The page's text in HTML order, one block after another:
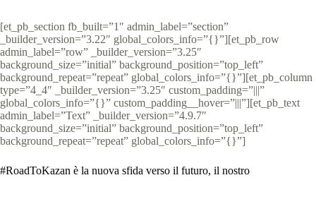
[et_pb_section fb_built=”1″ admin_label=”section”
_builder_version=”3.22″ global_colors_info=”{}”][et_pb_row
admin_label=”row” _builder_version=”3.25″
background_size=”initial” background_position=”top_left”
background_repeat=”repeat” global_colors_info=”{}”][et_pb_column
type=”4_4″ _builder_version=”3.25″ custom_padding=”|||”
global_colors_info=”{}” custom_padding__hover=”|||”][et_pb_text
admin_label=”Text” _builder_version=”4.9.7″
background_size=”initial” background_position=”top_left”
background_repeat=”repeat” global_colors_info=”{}”]
#RoadToKazan è la nuova sfida verso il futuro, il nostro